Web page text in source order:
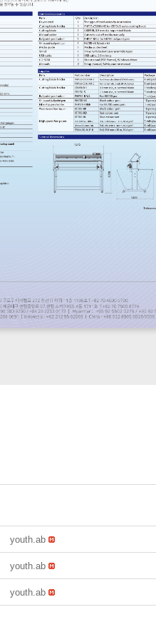
youth.ab
youth.ab
youth.ab